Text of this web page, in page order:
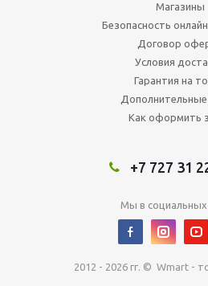
Магазины
Безопасность
Договор
Условия
Гарантия на
Дополнительные
Как оформить
+7 727 31
Мы в социальных
2012 - 2026 гг. © Wmart -